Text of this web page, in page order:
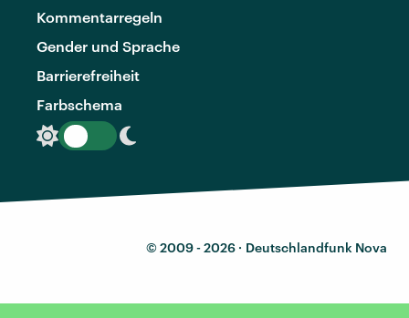
Kommentarregeln
Gender und Sprache
Barrierefreiheit
Farbschema
© 2009 - 2026 · Deutschlandfunk Nova